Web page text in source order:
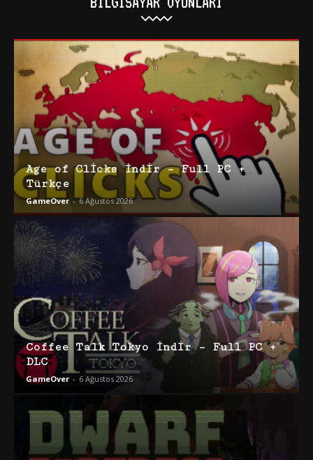
Age of Clicks İndir – Full PC +
Türkçe
GameOver - 6 Ağustos 2026
Coffee Talk Tokyo İndir – Full PC +
DLC
GameOver - 6 Ağustos 2026